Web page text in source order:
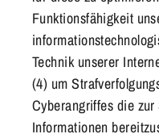
Funktionsfähigkeit
Technik unserer
(4) um
Cyberangriffes die
Informationen